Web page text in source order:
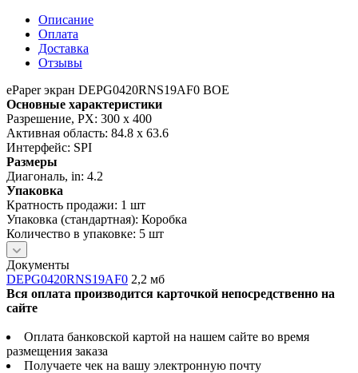
Описание
Оплата
Доставка
Отзывы
ePaper экран DEPG0420RNS19AF0 BOE
Основные характеристики
Разрешение, PX: 300 x 400
Активная область: 84.8 x 63.6
Интерфейс: SPI
Размеры
Диагональ, in: 4.2
Упаковка
Кратность продажи: 1 шт
Упаковка (стандартная): Коробка
Количество в упаковке: 5 шт
Документы
DEPG0420RNS19AF0 2,2 мб
Вся оплата производится карточкой непосредственно на
сайте
Оплата банковской картой на нашем сайте во время
размещения заказа
Получаете чек на вашу электронную почту